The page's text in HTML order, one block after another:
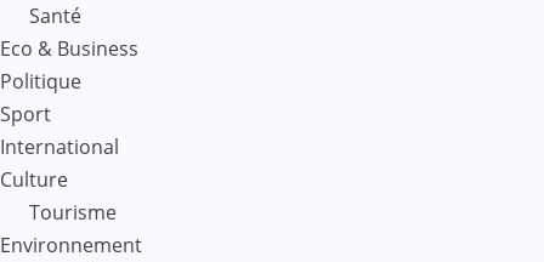
Santé
Eco & Business
Politique
Sport
International
Culture
Tourisme
Environnement